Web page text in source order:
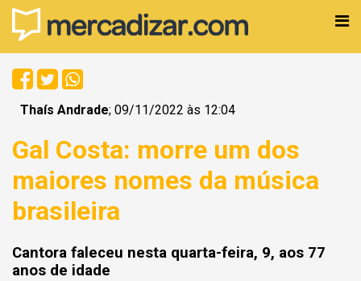
Thaís Andrade; 09/11/2022 às 12:04
Gal Costa: morre um dos
maiores nomes da música
brasileira
Cantora faleceu nesta quarta-feira, 9, aos 77
anos de idade